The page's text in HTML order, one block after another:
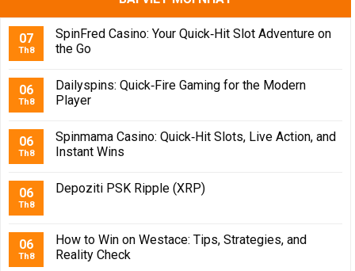
07
Th8
SpinFred Casino: Your Quick‑Hit Slot Adventure on
the Go
06
Th8
Dailyspins: Quick‑Fire Gaming for the Modern
Player
06
Th8
Spinmama Casino: Quick‑Hit Slots, Live Action, and
Instant Wins
06
Th8
Depoziti PSK Ripple (XRP)
06
Th8
How to Win on Westace: Tips, Strategies, and
Reality Check